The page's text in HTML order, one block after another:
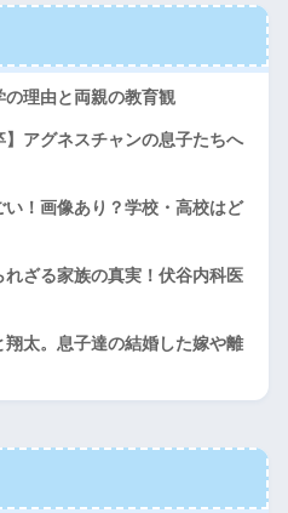
理由と両親の教育観
】アグネスチャンの息子たちへ
！画像あり？学校・高校はど
ざる家族の真実！伏谷内科医
太。息子達の結婚した嫁や離